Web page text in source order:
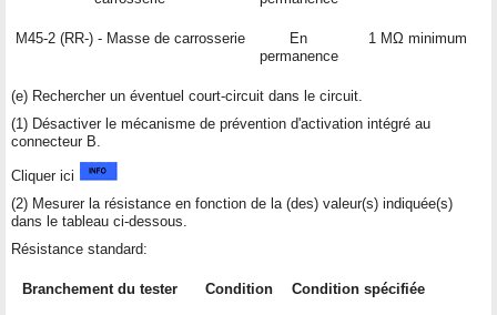
M45-2 (RR-) - Masse de carrosserie
En
permanence
1 MΩ minimum
(e) Rechercher un éventuel court-circuit dans le circuit.
(1) Désactiver le mécanisme de prévention d'activation intégré au
connecteur B.
Cliquer ici
(2) Mesurer la résistance en fonction de la (des) valeur(s) indiquée(s)
dans le tableau ci-dessous.
Résistance standard:
Branchement du tester Condition Condition spécifiée